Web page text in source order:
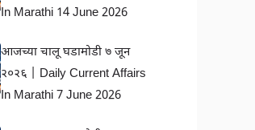
In Marathi 14 June 2026
आजच्या चालू घडामोडी ७ जून
२०२६ | Daily Current Affairs
In Marathi 7 June 2026